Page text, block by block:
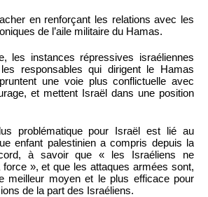
en renforçant les relations avec les
de l’aile militaire du Hamas.
les instances répressives israéliennes
responsables qui dirigent le Hamas
une voie plus conflictuelle avec
et mettent Israël dans une position
problématique pour Israël est lié au
enfant palestinien a compris depuis la
à savoir que « les Israéliens ne
», et que les attaques armées sont,
meilleur moyen et le plus efficace pour
de la part des Israéliens.